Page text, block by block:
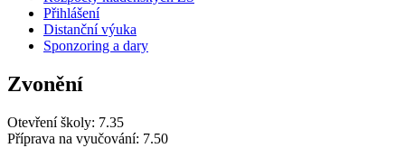
Přihlášení
Distanční výuka
Sponzoring a dary
Zvonění
Otevření školy: 7.35
Příprava na vyučování: 7.50